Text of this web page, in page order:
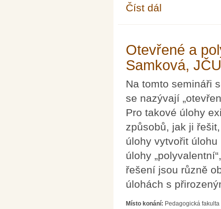
Číst dál
Otevřené a
Samková,
Na tomto semináři
se nazývají
Pro takové úlohy
způsobů, jak ji
úlohy vytvořit
úlohy
řešení jsou různě
úlohách s
Místo konání: Pedagogická